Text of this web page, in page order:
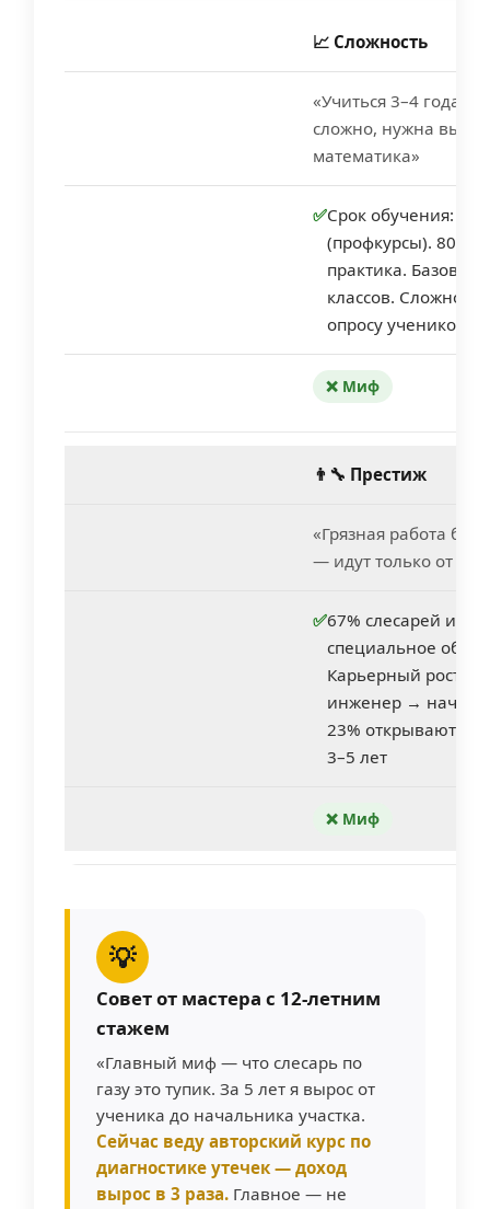
📈 Сложность
«Учиться 3–4 года —
сложно, нужна
математика»
✅Срок обучения:
(профкурсы). 80%
практика.
классов.
опросу учеников
❌ Миф
👨‍🔧 Престиж
«Грязная работа без
— идут только от
✅67% слесарей
специальное
Карьерный рост:
инженер →
23% открывают
3–5 лет
❌ Миф
💡
Совет от мастера с 12-летним
стажем
«Главный миф — что слесарь по
газу это тупик. За 5 лет я вырос от
ученика до начальника участка.
Сейчас веду авторский курс по
диагностике утечек — доход
вырос в 3 раза. Главное — не